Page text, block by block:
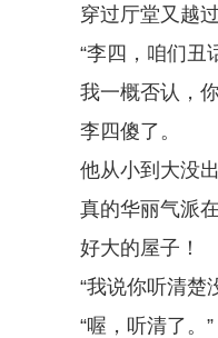
穿过厅堂又越
“李四，咱们丑
我一概否认，
李四傻了。
他从小到大没
真的华丽气派
好大的屋子！
“我说你听清楚
“喔，听清了。”